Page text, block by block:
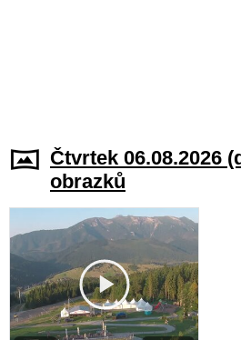
Čtvrtek 06.08.2026
obrazků